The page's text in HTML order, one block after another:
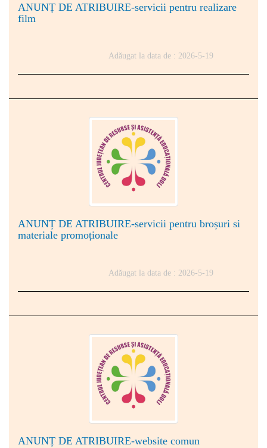
ANUNȚ DE ATRIBUIRE-servicii pentru realizare
film
Adăugat la data de : 2026-5-19
ANUNȚ DE ATRIBUIRE-servicii pentru broșuri si
materiale promoționale
Adăugat la data de : 2026-5-19
ANUNȚ DE ATRIBUIRE-website comun